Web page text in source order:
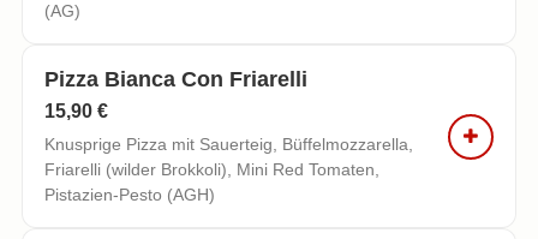
(AG)
Pizza Bianca Con Friarelli
15,90 €
Knusprige Pizza mit Sauerteig, Büffelmozzarella,
Friarelli (wilder Brokkoli), Mini Red Tomaten,
Pistazien-Pesto (AGH)